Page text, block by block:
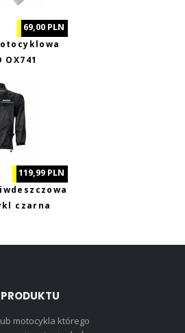
69,00 PLN
OX741
119,99 PLN
czarna
motocykla którego